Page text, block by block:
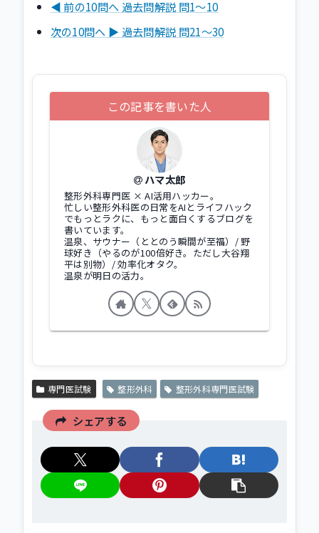
◀ 前の10問へ 過去問解説 問1〜10
次の10問へ ▶ 過去問解説 問21〜30
この記事を書いた人
ハマ太郎
整形外科専門医 × AI活用ハッカー。
忙しい整形外科医の日常をAIとライフハック
でもっとラクに、もっと面白くするブログを
書いています。
温泉、サウナー（ととのう瞬間が至福）/ 野
球好き（やるのが100倍好き。ただし大谷翔
平は別物）/ 効率化オタク。
温泉が明日の活力。
専門医試験 整形外科 整形外科専門医試験
シェアする